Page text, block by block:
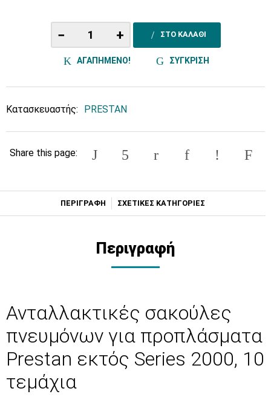
− + ΣΤΟ ΚΑΛΑΘΙ
ΑΓΑΠΗΜΕΝΟ! ΣΥΓΚΡΙΣΗ
Κατασκευαστής: PRESTAN
Share this page:
ΠΕΡΙΓΡΑΦΗ ΣΧΕΤΙΚΕΣ ΚΑΤΗΓΟΡΙΕΣ
Περιγραφή
Ανταλλακτικές σακούλες
πνευμόνων για προπλάσματα
Prestan εκτός Series 2000, 10
τεμάχια